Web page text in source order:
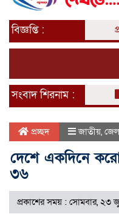
বিজ্ঞপ্তি :
সংবাদ শিরনাম :
প্রচ্ছদ জাতীয়,
দেশে একদিনে
৩৬
প্রকাশের সময় : সোমবার, ২৩